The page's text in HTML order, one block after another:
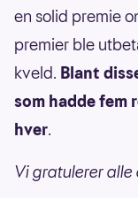
en solid premie
premier ble
kveld. Blant
som hadde
hver.
Vi gratulerer